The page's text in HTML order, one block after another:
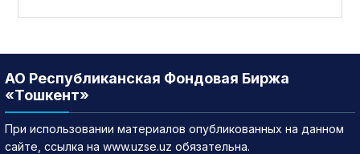
АО Республиканская Фондовая Биржа
«Тошкент»
При использовании материалов опубликованных на данном
сайте, ссылка на www.uzse.uz обязательна.